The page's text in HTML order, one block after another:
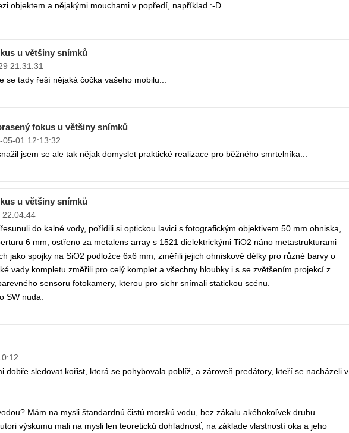
objektem a nějakými mouchami v popředí, například :-D
u většiny snímků
21:31:31
se tady řeší nějaká čočka vašeho mobilu...
fokus u většiny snímků
05-01 12:13:32
jsem se ale tak nějak domyslet praktické realizace pro běžného smrtelníka...
u většiny snímků
do kalné vody, pořídili si optickou lavici s fotografickým objektivem 50 mm ohniska,
6 mm, ostřeno za metalens array s 1521 dielektrickými TiO2 náno metastrukturami
jako spojky na SiO2 podložce 6x6 mm, změřili jejich ohniskové délky pro různé barvy o
vady kompletu změřili pro celý komplet a všechny hloubky i s se zvětšením projekcí z
sensoru fotokamery, kterou pro sichr snímali statickou scénu.
SW nuda.
dobře sledovat kořist, která se pohybovala poblíž, a zároveň predátory, kteří se nacházeli v
Mám na mysli štandardnú čistú morskú vodu, bez zákalu akéhokoľvek druhu.
výskumu mali na mysli len teoretickú dohľadnosť, na základe vlastností oka a jeho